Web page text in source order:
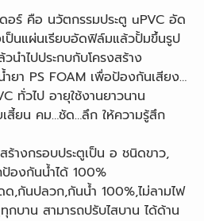
อร์ คือ นวัตกรรมประตู uPVC อัด
ป็นแผ่นเรียบอัดฟิล์มแล้วปั้มขึ้นรูป
นำไปประกบกับโครงสร้าง
ยา PS FOAM เพื่อป้องกันเสียง…
ทั่วไป อายุใช้งานยาวนาน
เสี้ยน คม…ชัด…ลึก ให้ความรู้สึก
ร้างกรอบประตูเป็น อ ชนิดขาว,
องกันน้ำได้ 100%
ด,กันปลวก,กันน้ำ 100%,ไม่ลามไฟ
กบาน สามารถปรับไสบาน ได้ด้าน